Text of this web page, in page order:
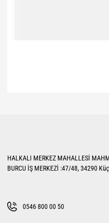
Ürün açıklamasında eksik
Bu ürüne benzer farklı
HALKALI MERKEZ MAHALLESİ
BURCU İŞ MERKEZİ :47/48, 34290
0546 800 00 50